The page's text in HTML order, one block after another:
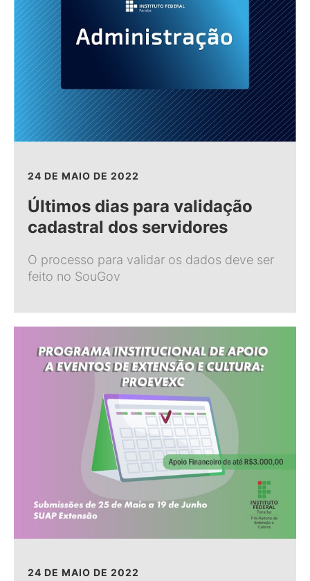
24 DE MAIO DE 2022
Últimos dias para validação
cadastral dos servidores
O processo para validar os dados deve ser
feito no SouGov
24 DE MAIO DE 2022